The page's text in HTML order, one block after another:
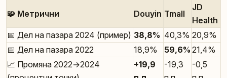
🧩 Метрични Douyin Tmall
JD
Health
📅 Дел на пазара 2024 (пример) 38,8% 40,3% 20,9%
📅 Дел на пазара 2022
18,9% 59,6% 21,4%
📈 Промяна 2022→2024
+19,9
-19,3
-0,5